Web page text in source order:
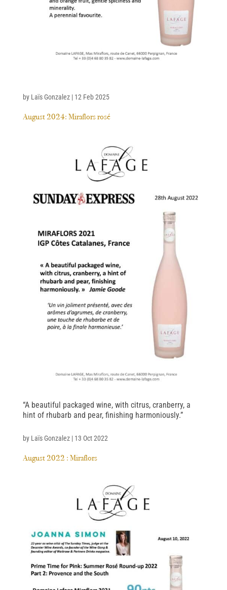
August 2024: Miraflors rosé
by Laïs Gonzalez| 12 Feb 2025
August 2022 : Miraflors
by Laïs Gonzalez| 13 Oct 2022
“A beautiful packaged wine, with citrus, cranberry, a
hint of rhubarb and pear, finishing harmoniously.”